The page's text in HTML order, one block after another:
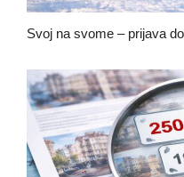
Svoj na svome – prijava